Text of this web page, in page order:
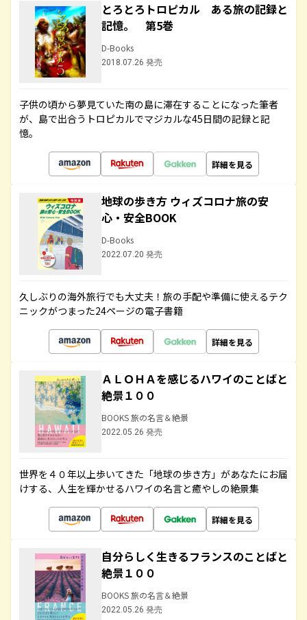
とろとろトロピカル ある旅の記録と
記憶。 第5巻
D-Books
2018.07.26 発売
子供の頃から夢見ていた南の島に滞在することになった筆者
が、島で出合うトロピカルでマジカルな45日間の記録と記
憶。
詳細を見る
地球の歩き方 ウィズコロナ旅の安
心・安全BOOK
D-Books
2022.07.20 発売
久しぶりの海外旅行でも大丈夫！旅の手配や準備に使えるテク
ニックがつまった24ページの電子書籍
詳細を見る
ＡＬＯＨＡを感じるハワイのことばと
絶景１００
BOOKS 旅の名言＆絶景
2022.05.26 発売
世界を４０年以上歩いてきた「地球の歩き方」があなたにお届
けする、人生を輝かせるハワイの名言と癒やしの絶景集
詳細を見る
自分らしく生きるフランスのことばと
絶景１００
BOOKS 旅の名言＆絶景
2022.05.26 発売